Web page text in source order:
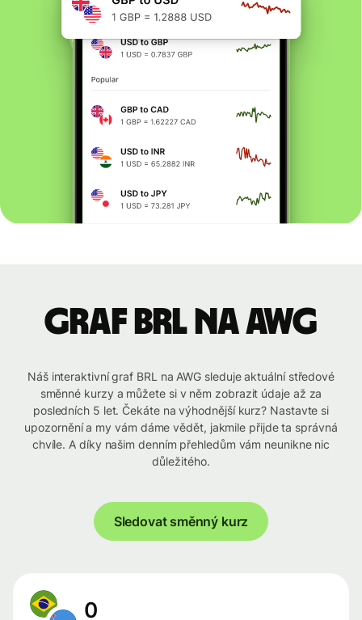
graf BRL na AWG
Náš interaktivní graf BRL na AWG sleduje aktuální středové
směnné kurzy a můžete si v něm zobrazit údaje až za
posledních 5 let. Čekáte na výhodnější kurz? Nastavte si
upozornění a my vám dáme vědět, jakmile přijde ta správná
chvíle. A díky našim denním přehledům vám neunikne nic
důležitého.
Sledovat směnný kurz
0